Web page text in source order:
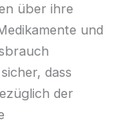
über ihre
und
dass
der